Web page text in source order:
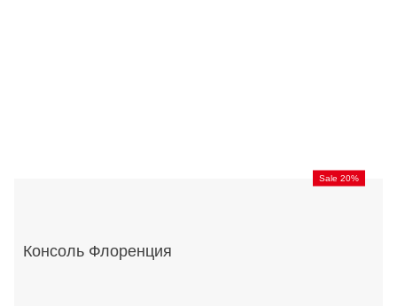
Sale 20%
Консоль Флоренция